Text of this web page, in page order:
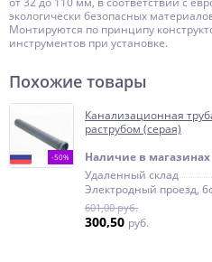
экологически безопасных
Монтируются по принципу
инструментов при установке.
Похожие товары
-50%
Канализационная
раструбом (серая)
Наличие в магазинах
Удаленный склад
Электродный проезд,
601,00 руб.
300,50 руб.